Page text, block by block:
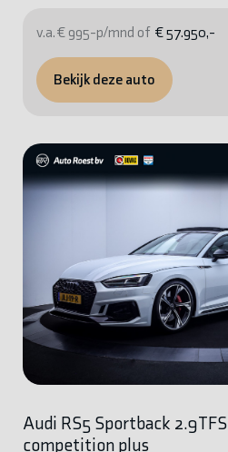
v.a. € 995-p/mnd of € 57.950,-
Bekijk deze auto
Audi RS5 Sportback
competition plus